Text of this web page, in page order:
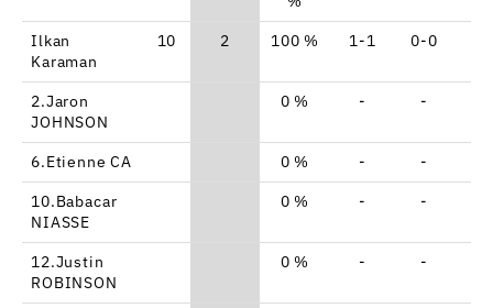
Ilkan
Karaman
10 2 100 % 1-1 0-0
2.Jaron
JOHNSON
0 % - -
6.Etienne CA 0 % - -
10.Babacar
NIASSE
0 % - -
12.Justin
ROBINSON
0 % - -